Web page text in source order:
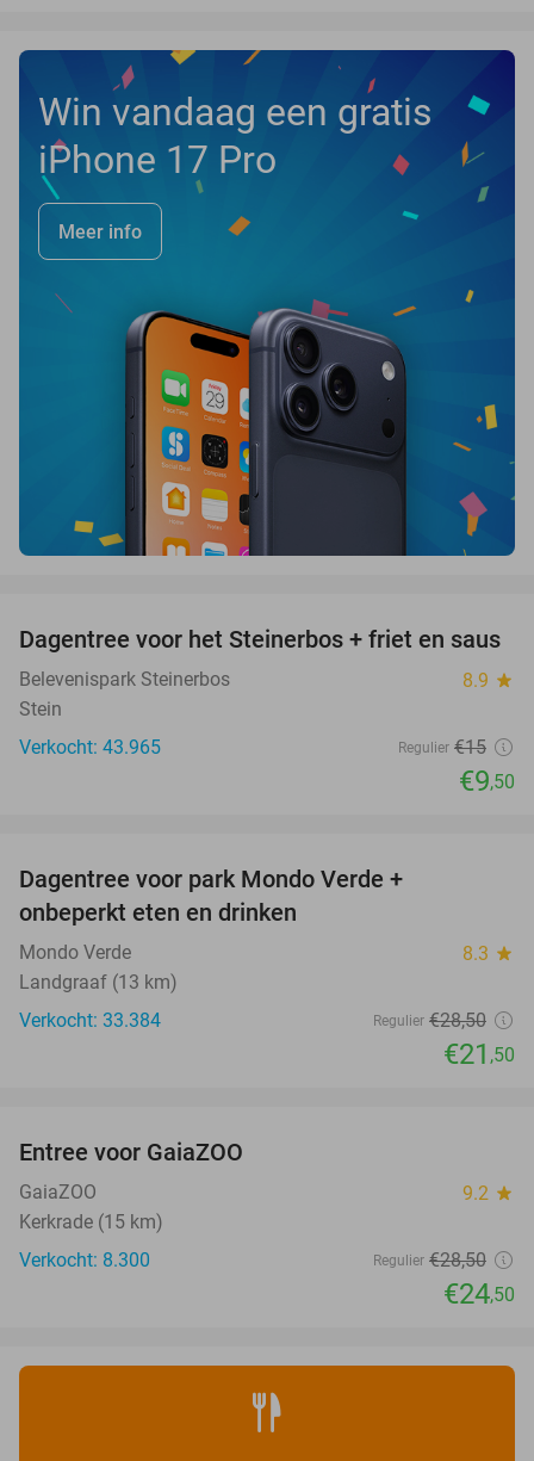
Win vandaag een gratis
iPhone 17 Pro
Meer info
37%
Dagentree voor het Steinerbos + friet en saus
Belevenispark Steinerbos 8.9 star
Stein
Verkocht: 43.965
Regulier €15
€9,50
Dagentree voor park Mondo Verde +
onbeperkt eten en drinken
Mondo Verde 8.3 star
Landgraaf (13 km)
Verkocht: 33.384
Regulier €28,50
€21 ,50
Entree voor GaiaZOO
GaiaZOO 9.2 star
Kerkrade (15 km)
Verkocht: 8.300
Regulier €28,50
€24,50